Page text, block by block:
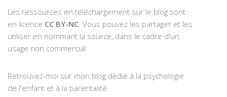
Les ressources en téléchargement sur le blog sont
en licence CC BY-NC . Vous pouvez les partager et les
utiliser en nommant la source, dans le cadre d'un
usage non commercial.
Retrouvez-moi sur mon blog dédié à la psychologie
de l'enfant et à la parentalité